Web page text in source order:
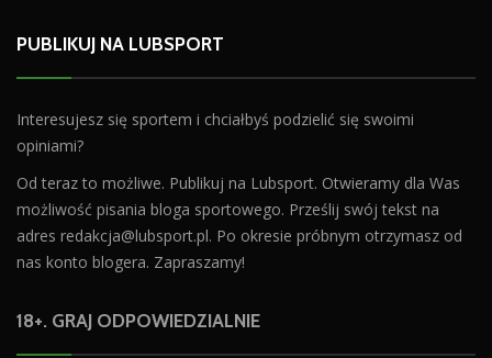
PUBLIKUJ NA LUBSPORT
Interesujesz się sportem i chciałbyś podzielić się swoimi
opiniami?
Od teraz to możliwe. Publikuj na Lubsport. Otwieramy dla Was
możliwość pisania bloga sportowego. Prześlij swój tekst na
adres redakcja@lubsport.pl. Po okresie próbnym otrzymasz od
nas konto blogera. Zapraszamy!
18+. GRAJ ODPOWIEDZIALNIE